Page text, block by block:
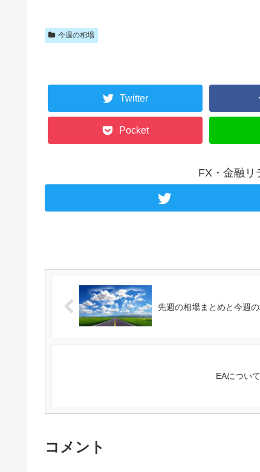
今週の相場
Twitter
Pocket
FX・金融リ
先週の相場まとめと今週
EAについ
コメント